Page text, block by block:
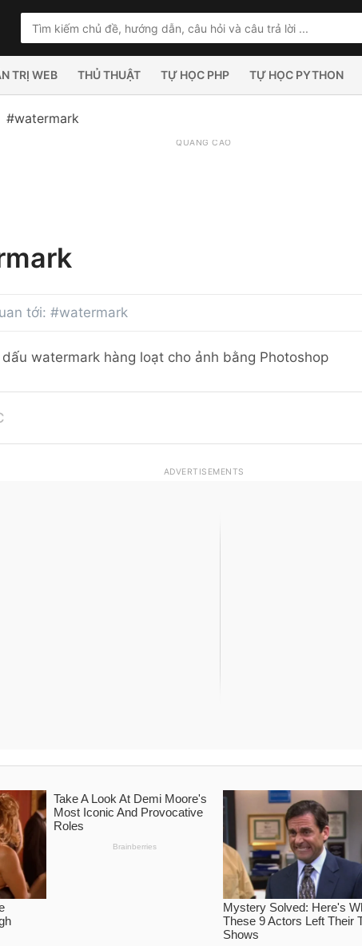
TRỊ WEB THỦ THUẬT TỰ HỌC PHP TỰ HỌC PYTHON
#watermark
QUẢNG CÁO
tới: #watermark
watermark hàng loạt cho ảnh bằng Photoshop
ADVERTISEMENTS